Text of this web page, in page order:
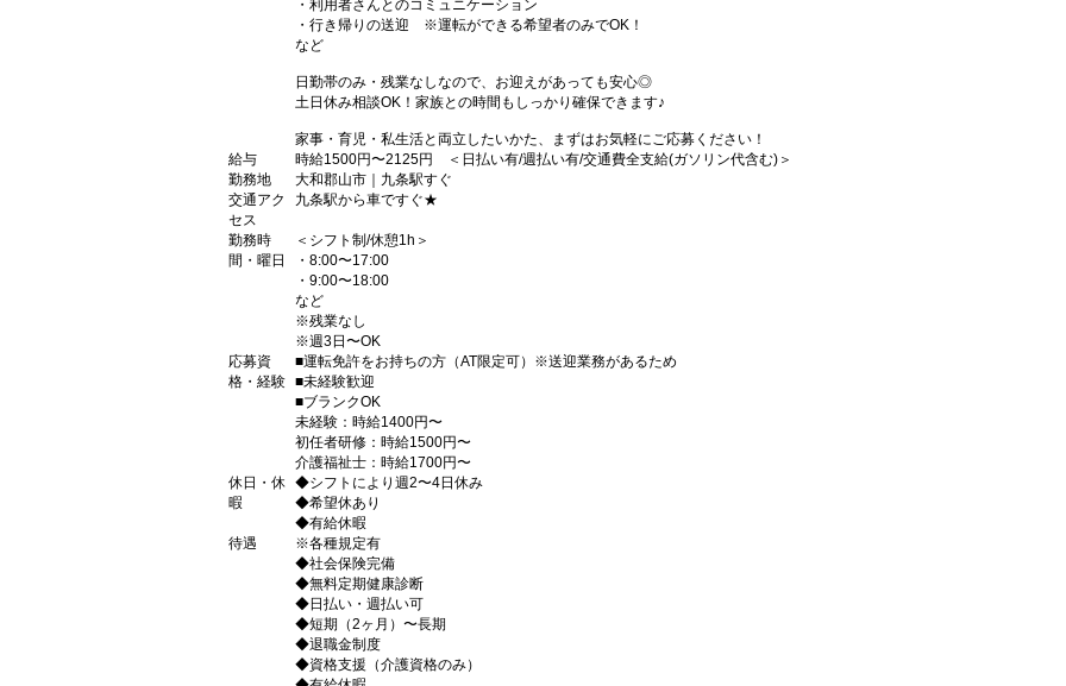
・利用者さんとのコミュニケーション
・行き帰りの送迎 ※運転ができる希望者のみでOK！
など
日勤帯のみ・残業なしなので、お迎えがあっても安心◎
土日休み相談OK！家族との時間もしっかり確保できます♪
家事・育児・私生活と両立したいかた、まずはお気軽にご応募ください！
給与
時給1500円〜2125円 ＜日払い有/週払い有/交通費全支給(ガソリン代含む)＞
勤務地
大和郡山市｜九条駅すぐ
交通アク
セス
九条駅から車ですぐ★
勤務時
間・曜日
＜シフト制/休憩1h＞
・8:00〜17:00
・9:00〜18:00
など
※残業なし
※週3日〜OK
応募資
格・経験
■運転免許をお持ちの方（AT限定可）※送迎業務があるため
■未経験歓迎
■ブランクOK
未経験：時給1400円〜
初任者研修：時給1500円〜
介護福祉士：時給1700円〜
休日・休
暇
◆シフトにより週2〜4日休み
◆希望休あり
◆有給休暇
待遇
※各種規定有
◆社会保険完備
◆無料定期健康診断
◆日払い・週払い可
◆短期（2ヶ月）〜長期
◆退職金制度
◆資格支援（介護資格のみ）